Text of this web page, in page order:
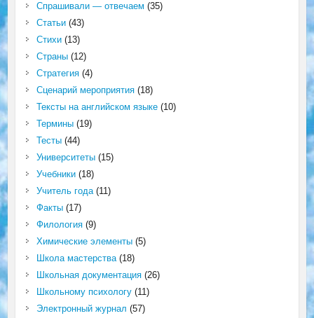
Спрашивали — отвечаем (35)
Статьи(43)
Стихи(13)
Страны(12)
Стратегия(4)
Сценарий мероприятия(18)
Тексты на английском языке(10)
Термины(19)
Тесты(44)
Университеты(15)
Учебники(18)
Учитель года(11)
Факты(17)
Филология(9)
Химические элементы(5)
Школа мастерства(18)
Школьная документация(26)
Школьному психологу(11)
Электронный журнал (57)